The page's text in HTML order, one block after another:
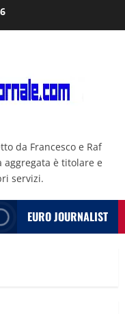
da Francesco e Raf
aggregata è titolare e
servizi.
EURO JOURNALIST